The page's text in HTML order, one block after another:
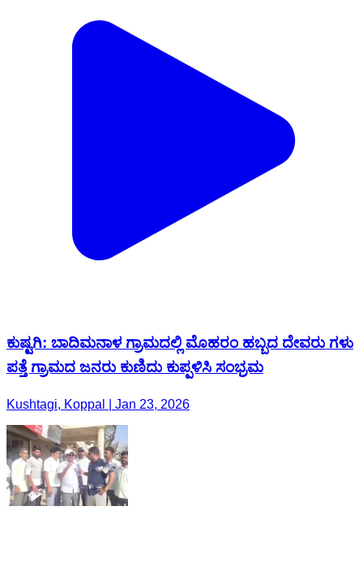
ಕುಷ್ಟಗಿ: ಬಾದಿಮನಾಳ ಗ್ರಾಮದಲ್ಲಿ ಮೊಹರಂ ಹಬ್ಬದ ದೇವರು ಗಳು
ಪತ್ತೆ ಗ್ರಾಮದ ಜನರು ಕುಣಿದು ಕುಪ್ಪಳಿಸಿ ಸಂಭ್ರಮ
Kushtagi, Koppal | Jan 23, 2026